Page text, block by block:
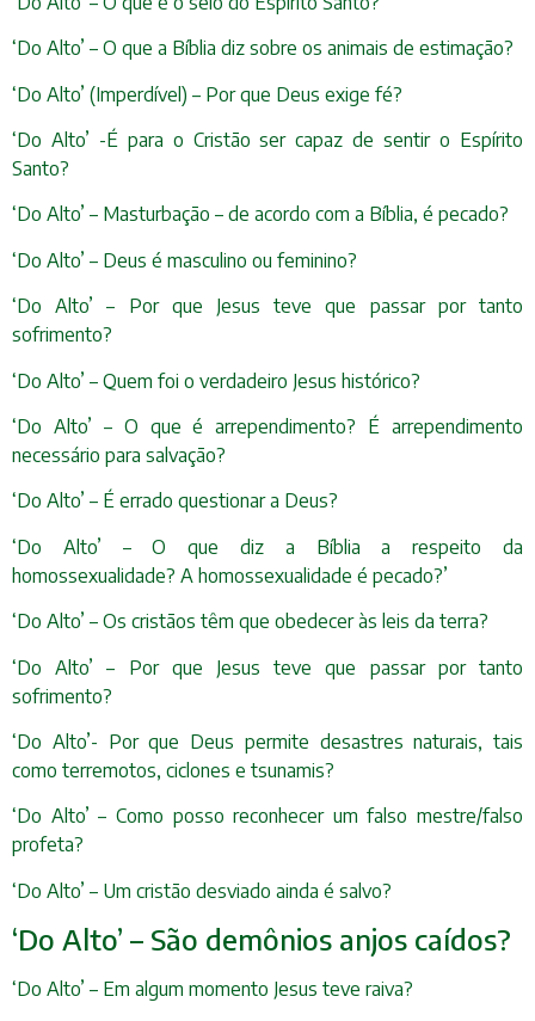
‘Do Alto’ – O que a Bíblia diz sobre os animais de estimação?
‘Do Alto’ (Imperdível) – Por que Deus exige fé?
‘Do Alto’ -É para o Cristão ser capaz de sentir o Espírito
Santo?
‘Do Alto’ – Masturbação – de acordo com a Bíblia, é pecado?
‘Do Alto’ – Deus é masculino ou feminino?
‘Do Alto’ – Por que Jesus teve que passar por tanto
sofrimento?
‘Do Alto’ – Quem foi o verdadeiro Jesus histórico?
‘Do Alto’ – O que é arrependimento? É arrependimento
necessário para salvação?
‘Do Alto’ – É errado questionar a Deus?
‘Do Alto’ – O que diz a Bíblia a respeito da
homossexualidade? A homossexualidade é pecado?’
‘Do Alto’ – Os cristãos têm que obedecer às leis da terra?
‘Do Alto’ – Por que Jesus teve que passar por tanto
sofrimento?
‘Do Alto’- Por que Deus permite desastres naturais, tais
como terremotos, ciclones e tsunamis?
‘Do Alto’ – Como posso reconhecer um falso mestre/falso
profeta?
‘Do Alto’ – Um cristão desviado ainda é salvo?
‘Do Alto’ – São demônios anjos caídos?
‘Do Alto’ – Em algum momento Jesus teve raiva?